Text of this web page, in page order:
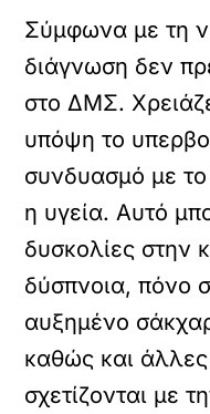
Σύμφωνα με τη
διάγνωση δεν
στο ΔΜΣ.
υπόψη το
συνδυασμό με
η υγεία. Αυτό
δυσκολίες στην
δύσπνοια, πόνο
αυξημένο
καθώς και άλλες
σχετίζονται με